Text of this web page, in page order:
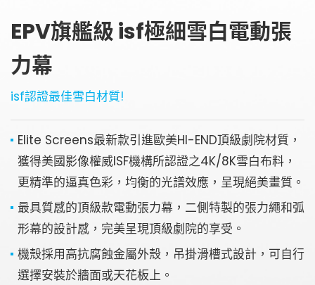
參觀預約
4K高畫質抗光幕系列
請輸入關鍵字
EPV旗艦級 isf極細雪白電動張
力幕
isf認證最佳雪白材質!
Elite Screens最新款引進歐美HI-END頂級劇院材質，
獲得美國影像權威ISF機構所認證之4K/8K雪白布料，
更精準的逼真色彩，均衡的光譜效應，呈現絕美畫質。
最具質感的頂級款電動張力幕，二側特製的張力繩和弧
形幕的設計感，完美呈現頂級劇院的享受。
機殼採用高抗腐蝕金屬外殼，吊掛滑槽式設計，可自行
選擇安裝於牆面或天花板上。